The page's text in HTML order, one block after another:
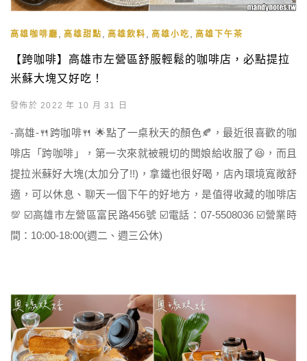
高雄咖啡廳 高雄甜點 高雄飲料 高雄小吃 高雄下午茶
【跨咖啡】高雄市左營區舒服輕鬆的咖啡店，必點提拉
米蘇大塊又好吃！
發佈於 2022 年 10 月 31 日
-高雄-🍴跨咖啡🍴 🌟點了一桌秋天的顏色🍂，最近很喜歡的咖
啡店「跨咖啡」，第一次來就被親切的闆娘給收服了😆，而且
提拉米蘇好大塊(太加分了!!)，拿鐵也很好喝，店內環境寬敞舒
適，可以休息、聊天一個下午的好地方，是值得收藏的咖啡店
💯 ☑️高雄市左營區富民路456號 ☑️電話：07-5508036 ☑️營業時
間：10:00-18:00(週二、週三公休)